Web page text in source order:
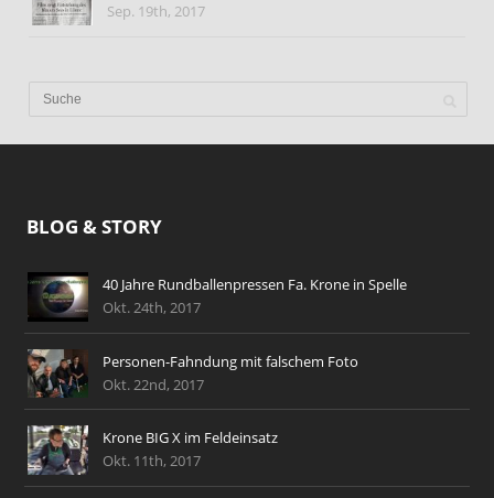
Sep. 19th, 2017
BLOG & STORY
40 Jahre Rundballenpressen Fa. Krone in Spelle
Okt. 24th, 2017
Personen-Fahndung mit falschem Foto
Okt. 22nd, 2017
Krone BIG X im Feldeinsatz
Okt. 11th, 2017